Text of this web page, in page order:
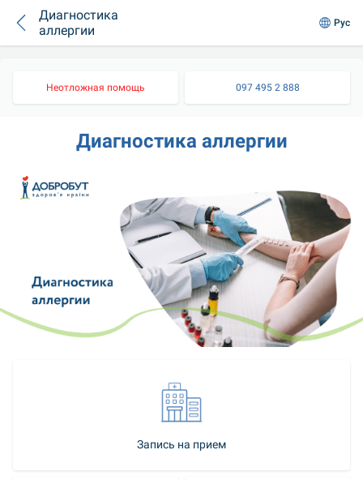
Диагностика
аллергии
Рус
Неотложная помощь 097 495 2 888
Диагностика аллергии
Запись на прием